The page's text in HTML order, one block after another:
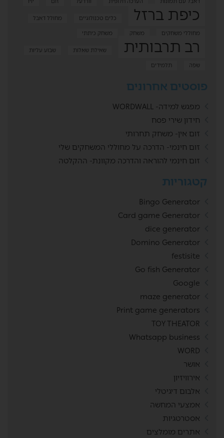
כיפת ברזל כלים טכנולוגיים
מחולל דאבל
מחוללי משחקים
משחק משחק כיתתי
רב תרבותית שאילת שאלות
שבוע עליות
שפה
תלמידים
פוסטים אחרונים
מפגש למידה- WORDWALL
חידון שירי פסח
זום אין- משחק תחרותי
זום חינמי- הדרכה על מחוללי המשחקים שלי
זום חינמי להוראה והדרכה מקוונת- ההקלטה
קטגוריות
Bingo Generator
Card game Generator
dice generator
Domino Generator
festisite
Go fish Generator
Google
maze generator
Print game generators
TOY THEATOR
Whatsapp business
WORD
אושר
אירוויזיון
אלבום דיגיטלי
אמצעי המחשה
אסטרטגיות
אתרים מומלצים